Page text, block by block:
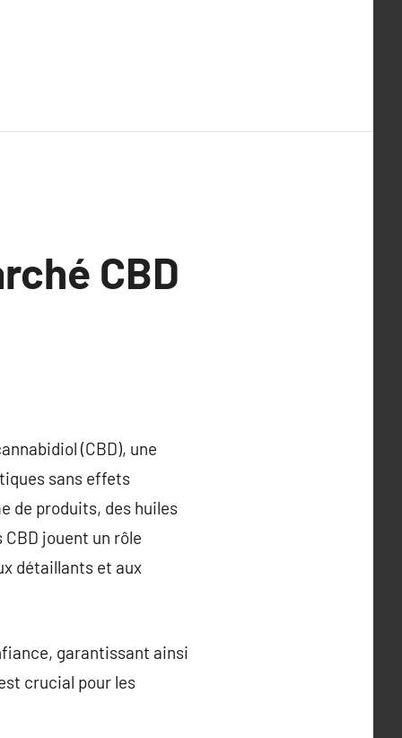
CBD
(CBD), une
sans effets
de produits, des huiles
jouent un rôle
détaillants et aux
garantissant ainsi
crucial pour les